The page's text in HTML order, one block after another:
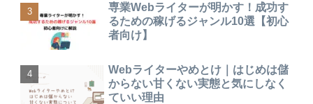
専業Webライターが明かす！成功す
るための稼げるジャンル10選【初心
者向け】
Webライターやめとけ｜はじめは儲
からない甘くない実態と気にしなく
ていい理由